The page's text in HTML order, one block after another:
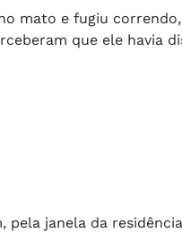
mato e fugiu
que ele havia
pela janela da